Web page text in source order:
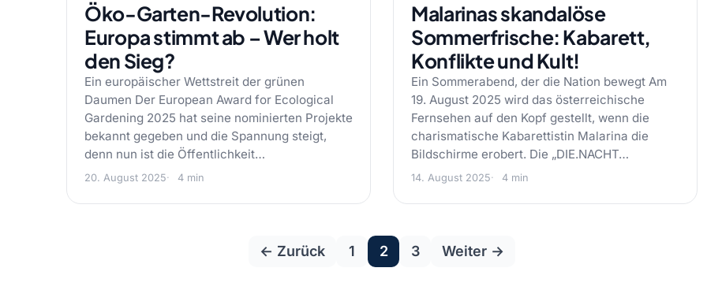
Öko-Garten-Revolution:
Europa stimmt ab – Wer holt
den Sieg?
Ein europäischer Wettstreit der grünen
Daumen Der European Award for Ecological
Gardening 2025 hat seine nominierten Projekte
bekannt gegeben und die Spannung steigt,
denn nun ist die Öffentlichkeit…
20. August 2025 4 min
Malarinas skandalöse
Sommerfrische: Kabarett,
Konflikte und Kult!
Ein Sommerabend, der die Nation bewegt Am
19. August 2025 wird das österreichische
Fernsehen auf den Kopf gestellt, wenn die
charismatische Kabarettistin Malarina die
Bildschirme erobert. Die „DIE.NACHT…
14. August 2025 4 min
Seitennummerierung
← Zurück 1 2 3 Weiter →